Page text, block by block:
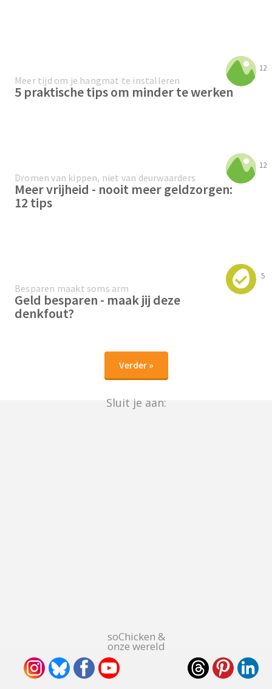
12
Meer tijd om je hangmat te installeren
5 praktische tips om minder te werken
12
Dromen van kippen, niet van deurwaarders
Meer vrijheid - nooit meer geldzorgen:
12 tips
5
Besparen maakt soms arm
Geld besparen - maak jij deze
denkfout?
Verder »
Sluit je aan:
soChicken &
onze wereld